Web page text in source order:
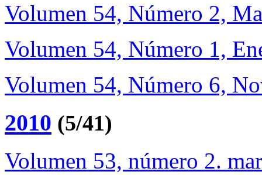
Volumen 54, Número 2,
Volumen 54, Número 1,
Volumen 54, Número 6,
2010 (5/41)
Volumen 53, número 2.